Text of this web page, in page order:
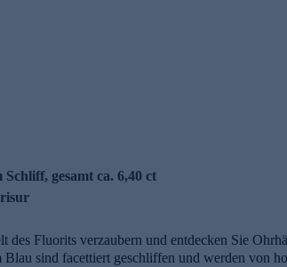
gesamt ca. 6,40 ct
des Fluorits verzaubern und entdecken Sie
sind facettiert geschliffen und werden von